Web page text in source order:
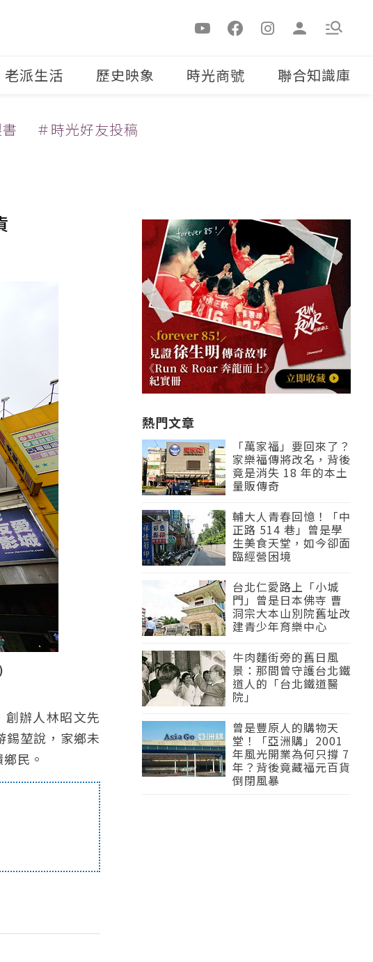
老派生活 歷史映象 時光商號 聯合知識庫
＃時光好友投稿
辦人林昭文先
錫堃說，家鄉未
民。
熱門文章
「萬家福」要回來了？
家樂福傳將改名，背後
竟是消失 18 年的本土
量販傳奇
輔大人青春回憶！「中
正路 514 巷」曾是學
生美食天堂，如今卻面
臨經營困境
台北仁愛路上「小城
門」曾是日本佛寺 曹
洞宗大本山別院舊址改
建青少年育樂中心
牛肉麵街旁的舊日風
景：那間曾守護台北鐵
道人的「台北鐵道醫
院」
曾是豐原人的購物天
堂！「亞洲購」2001
年風光開業為何只撐 7
年？背後竟藏福元百貨
倒閉風暴